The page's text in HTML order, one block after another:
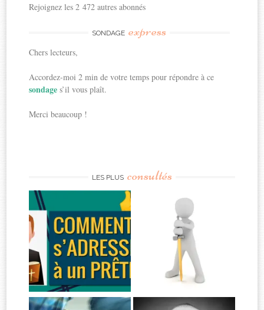
Rejoignez les 2 472 autres abonnés
SONDAGE express
Chers lecteurs,
Accordez-moi 2 min de votre temps pour répondre à ce
sondages’il vous plaît.
Merci beaucoup !
LES PLUS consultés